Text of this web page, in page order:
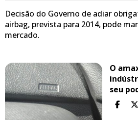
Decisão do Governo de adiar
airbag, prevista para 2014, pode
mercado.
O
seu